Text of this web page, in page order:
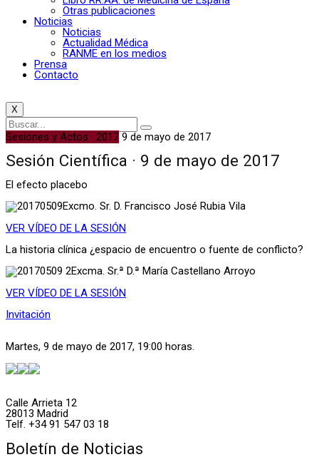
Otras publicaciones
Noticias
Noticias
Actualidad Médica
RANME en los medios
Prensa
Contacto
X
Sesiones y Actos · 2017 9 de mayo de 2017
Sesión Científica · 9 de mayo de 2017
El efecto placebo
Excmo. Sr. D. Francisco José Rubia Vila
VER VÍDEO DE LA SESIÓN
La historia clínica ¿espacio de encuentro o fuente de conflicto?
Excma. Sr.ª D.ª María Castellano Arroyo
VER VÍDEO DE LA SESIÓN
Invitación
Martes, 9 de mayo de 2017, 19:00 horas.
Calle Arrieta 12
28013 Madrid
Telf. +34 91 547 03 18
Boletín de Noticias